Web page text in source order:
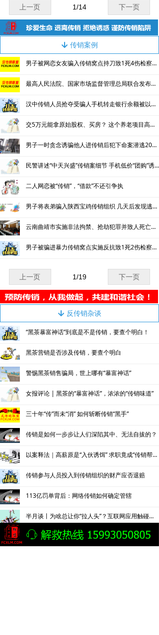
上一页 下一页
1/14
녓 传销案例
男子被网恋女友骗入传销窝点持刀致1死4伤检察院判正当防卫
最高人民法院、国家市场监督管理总局联合发布依法惩治网络传销犯罪典型案例
汉中传销人员抢夺受骗人手机转走银行余额被以抢劫罪追究刑责
交5万元能拿原始股权、买房？ 这个养老项目高管因传销被抓了
男子一时贪念诱骗他人进传销后犯下命案潜逃20多年最终落网
民警讲述“中天兴盛”传销案细节 手机低价“团购”诱人入坑
二人网恋被“传销”，“借款”不还引争执
男子将表弟骗入陕西宝鸡传销组织 几天后发现逃跑的表弟溺水死亡
云南曲靖市实施非法拘禁、抢劫犯罪并致人死亡的传销涉恶案42人获刑
男子被骗进暴力传销窝点实施反抗致1死2伤检察机关认定属正当防卫
上一页 下一页
1/19
녓 反传销杂谈
“黑茶暴富神话”到底是不是传销，要查个明白！
黑茶营销是否涉及传销，要查个明白
警惕黑茶销售骗局，世上哪有“暴富神话”
女报评论 | 黑茶的“暴富神话”，浓浓的“传销味道”
三十年“传”而未“消” 如何斩断传销“黑手”
传销是如何一步步让人们深陷其中、无法自拔的？
以案释法｜高薪原是“入伙诱饵” 求职竟成“传销帮凶”
传销参与人员投入到传销组织的财产应否退赔
113亿罚单背后：网络传销如何确定管辖
半月谈丨为啥总让你“拉人头”？互联网应用触碰传销红线
上一页 下一页
1/30